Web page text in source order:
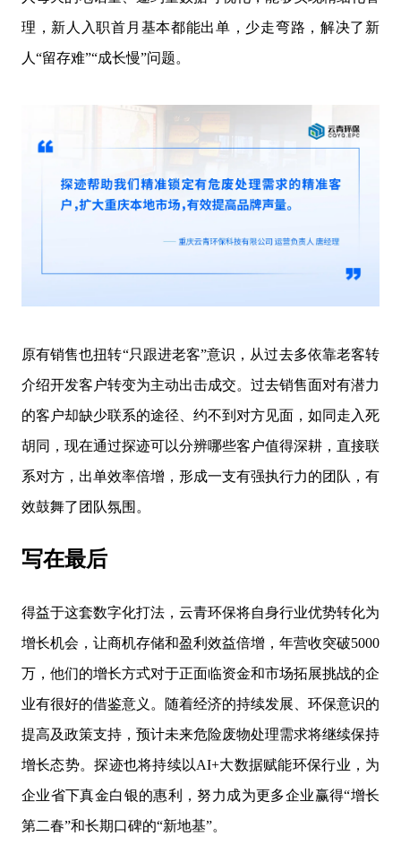
理，新人入职首月基本都能出单，少走弯路，解决了新
人“留存难”“成长慢”问题。
原有销售也扭转“只跟进老客”意识，从过去多依靠老客转
介绍开发客户转变为主动出击成交。过去销售面对有潜力
的客户却缺少联系的途径、约不到对方见面，如同走入死
胡同，现在通过探迹可以分辨哪些客户值得深耕，直接联
系对方，出单效率倍增，形成一支有强执行力的团队，有
效鼓舞了团队氛围。
写在最后
得益于这套数字化打法，云青环保将自身行业优势转化为
增长机会，让商机存储和盈利效益倍增，年营收突破5000
万，他们的增长方式对于正面临资金和市场拓展挑战的企
业有很好的借鉴意义。随着经济的持续发展、环保意识的
提高及政策支持，预计未来危险废物处理需求将继续保持
增长态势。探迹也将持续以AI+大数据赋能环保行业，为
企业省下真金白银的惠利，努力成为更多企业赢得“增长
第二春”和长期口碑的“新地基”。